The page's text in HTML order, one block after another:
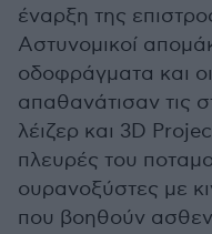
έναρξη της
Αστυνομικοί
οδοφράγματα και
απαθανάτισαν τις
λέιζερ και 3D
πλευρές του
ουρανοξύστες με
που βοηθούν